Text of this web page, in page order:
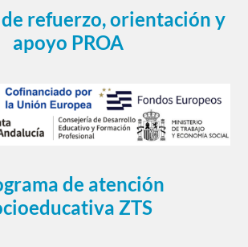
refuerzo, orientación y
apoyo PROA
de atención
ZTS